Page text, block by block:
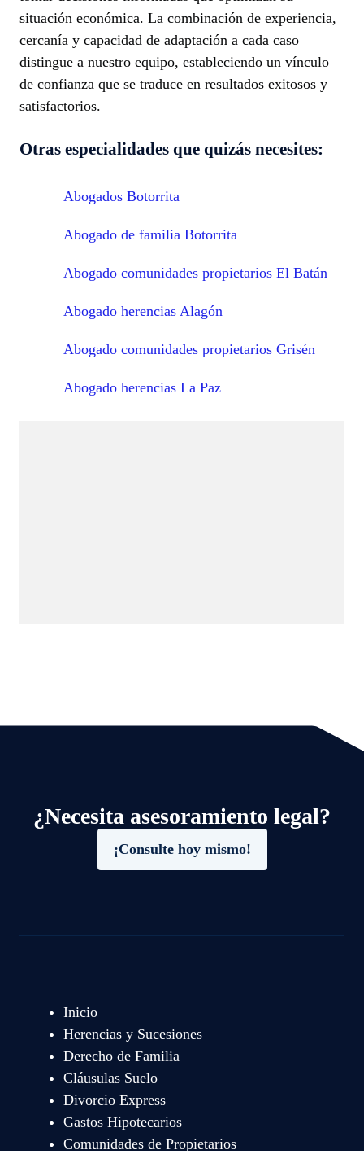
situación económica. La combinación de experiencia,
cercanía y capacidad de adaptación a cada caso
distingue a nuestro equipo, estableciendo un vínculo
de confianza que se traduce en resultados exitosos y
satisfactorios.
Otras especialidades que quizás necesites:
Abogados Botorrita
Abogado de familia Botorrita
Abogado comunidades propietarios El Batán
Abogado herencias Alagón
Abogado comunidades propietarios Grisén
Abogado herencias La Paz
¿Necesita asesoramiento legal?
¡Consulte hoy mismo!
Inicio
Herencias y Sucesiones
Derecho de Familia
Cláusulas Suelo
Divorcio Express
Gastos Hipotecarios
Comunidades de Propietarios